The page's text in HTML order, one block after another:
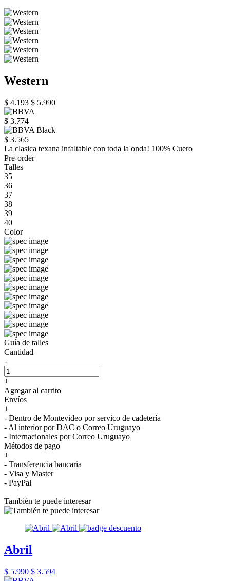
Western
$ 4.193 $ 5.990
$ 3.774
$ 3.565
La clasica texana infaltable con toda la onda! 100% Cuero
Pre-order
Talles
35
36
37
38
39
40
Color
Guía de talles
Cantidad
-
+
Agregar al carrito
Envíos
+
- Dentro de Montevideo por servico de cadetería
- Al interior por DAC o Correo Uruguayo
- Internacionales por Correo Uruguayo
Métodos de pago
+
- Transferencia bancaria
- Visa y Master
- PayPal
También te puede interesar
Abril
$ 5.990 $ 3.594